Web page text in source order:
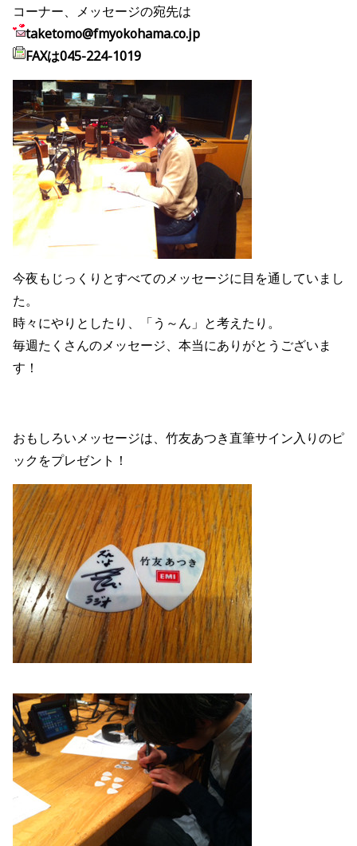
コーナー、メッセージの宛先は
taketomo@fmyokohama.co.jp
FAXは045-224-1019
今夜もじっくりとすべてのメッセージに目を通していまし
た。
時々にやりとしたり、「う～ん」と考えたり。
毎週たくさんのメッセージ、本当にありがとうございま
す！
おもしろいメッセージは、竹友あつき直筆サイン入りのピ
ックをプレゼント！